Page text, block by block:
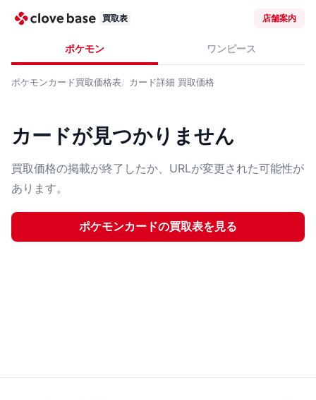
買取表 店舗案内
ポケモン ワンピース
ポケモンカード買取価格表 カード詳細 買取価格
カードが見つかりません
買取価格の掲載が終了したか、URLが変更された可能性が
あります。
ポケモンカードの買取表を見る